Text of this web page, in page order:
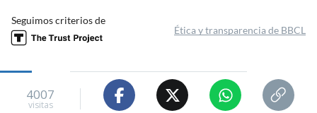
Seguimos criterios de
Ética y transparencia de BBCL
4007
visitas